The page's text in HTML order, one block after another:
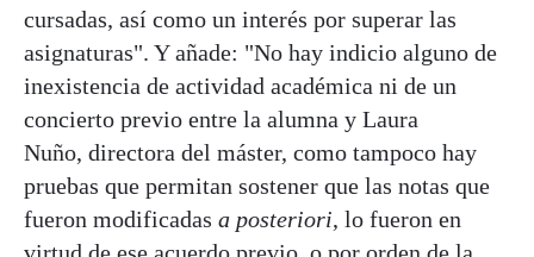
cursadas, así como un interés por superar las
asignaturas". Y añade: "No hay indicio alguno de
inexistencia de actividad académica ni de un
concierto previo entre la alumna y Laura
Nuño, directora del máster, como tampoco hay
pruebas que permitan sostener que las notas que
fueron modificadas a posteriori, lo fueron en